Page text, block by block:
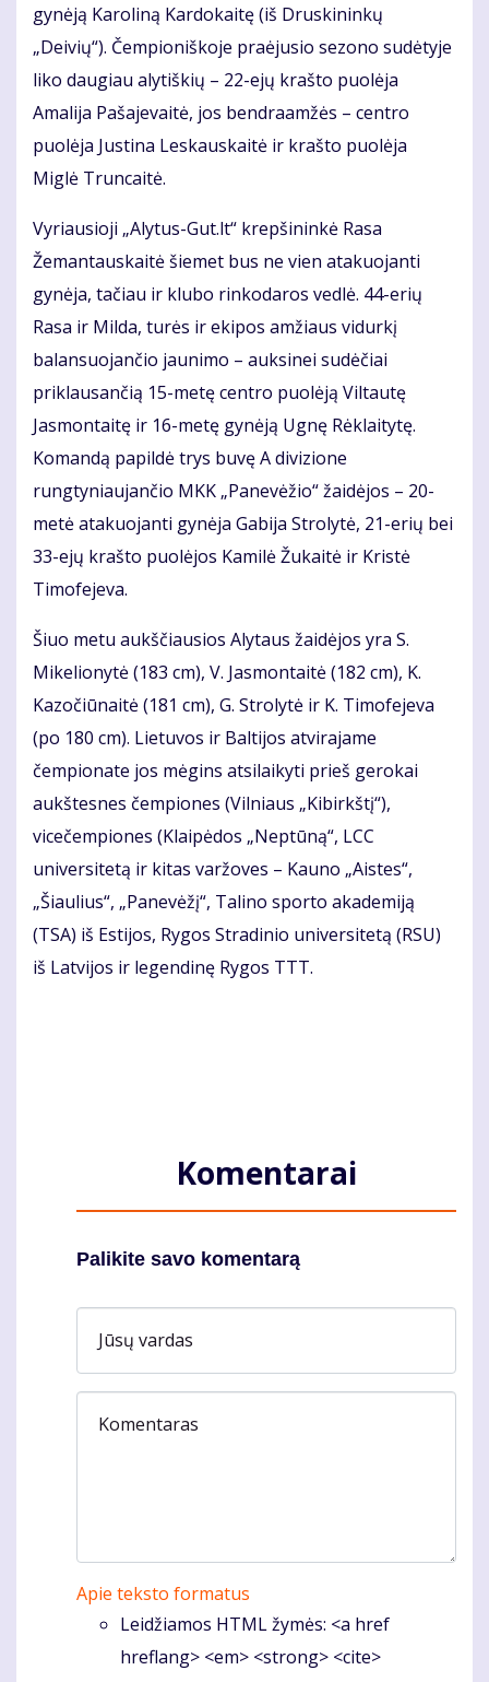
gynėją Karoliną Kardokaitę (iš Druskininkų
„Deivių“). Čempioniškoje praėjusio sezono sudėtyje
liko daugiau alytiškių – 22-ejų krašto puolėja
Amalija Pašajevaitė, jos bendraamžės – centro
puolėja Justina Leskauskaitė ir krašto puolėja
Miglė Truncaitė.
Vyriausioji „Alytus-Gut.lt“ krepšininkė Rasa
Žemantauskaitė šiemet bus ne vien atakuojanti
gynėja, tačiau ir klubo rinkodaros vedlė. 44-erių
Rasa ir Milda, turės ir ekipos amžiaus vidurkį
balansuojančio jaunimo – auksinei sudėčiai
priklausančią 15-metę centro puolėją Viltautę
Jasmontaitę ir 16-metę gynėją Ugnę Rėklaitytę.
Komandą papildė trys buvę A divizione
rungtyniaujančio MKK „Panevėžio“ žaidėjos – 20-
metė atakuojanti gynėja Gabija Strolytė, 21-erių bei
33-ejų krašto puolėjos Kamilė Žukaitė ir Kristė
Timofejeva.
Šiuo metu aukščiausios Alytaus žaidėjos yra S.
Mikelionytė (183 cm), V. Jasmontaitė (182 cm), K.
Kazočiūnaitė (181 cm), G. Strolytė ir K. Timofejeva
(po 180 cm). Lietuvos ir Baltijos atvirajame
čempionate jos mėgins atsilaikyti prieš gerokai
aukštesnes čempiones (Vilniaus „Kibirkštį“),
vicečempiones (Klaipėdos „Neptūną“, LCC
universitetą ir kitas varžoves – Kauno „Aistes“,
„Šiaulius“, „Panevėžį“, Talino sporto akademiją
(TSA) iš Estijos, Rygos Stradinio universitetą (RSU)
iš Latvijos ir legendinę Rygos TTT.
Komentarai
Palikite savo komentarą
Jūsų vardas
Komentaras
Apie teksto formatus
Leidžiamos HTML žymės: <a href
hreflang> <em> <strong> <cite>